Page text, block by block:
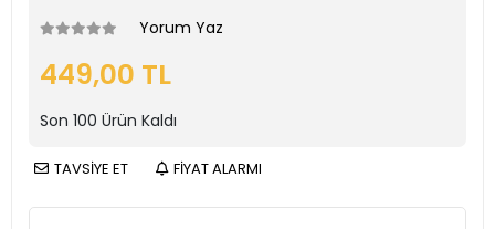
Yorum Yaz
449,00 TL
Son 100 Ürün Kaldı
TAVSİYE ET FİYAT ALARMI